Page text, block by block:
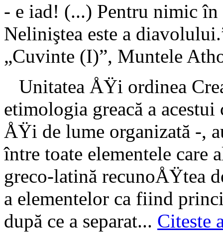
- e iad! (...) Pentru nimic
Neliniştea este a
„Cuvinte (I)”, Muntele
Unitatea ÅŸi ordinea
etimologia greacă a
ÅŸi de lume organizată -,
între toate elementele care
greco-latină recunoÅŸtea
a elementelor ca fiind
după ce a separat... Citeste